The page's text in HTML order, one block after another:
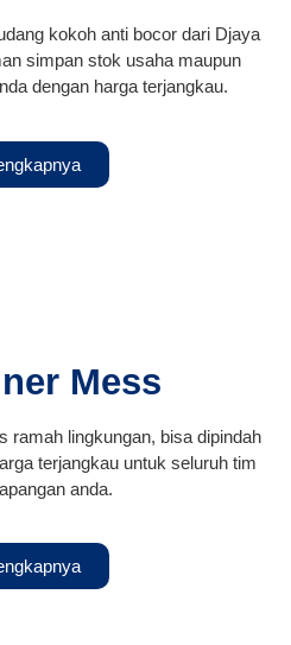
kokoh anti bocor dari Djaya
simpan stok usaha maupun
dengan harga terjangkau.
Mess
ramah lingkungan, bisa dipindah
terjangkau untuk seluruh tim
anda.